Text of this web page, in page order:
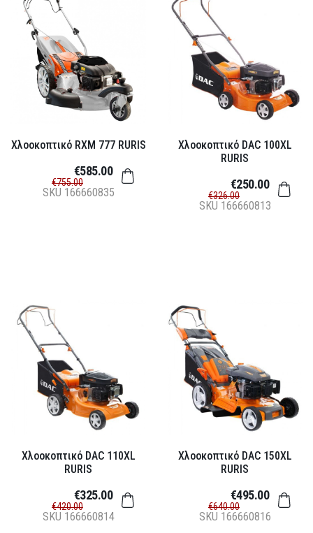
Χλοοκοπτικό RXM 777 RURIS
SKU 166660835
€755.00
€585.00
Χλοοκοπτικό DAC 100XL
RURIS
SKU 166660813
€326.00
€250.00
Χλοοκοπτικό DAC 110XL
RURIS
SKU 166660814
€420.00
€325.00
Χλοοκοπτικό DAC 150XL
RURIS
SKU 166660816
€640.00
€495.00